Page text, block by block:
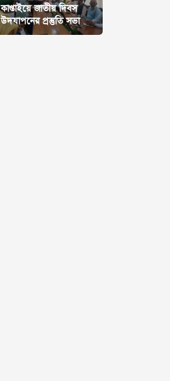
কাপ্তাইয়ে জাতীয় দিবস
উদযাপনের প্রস্তুতি সভা